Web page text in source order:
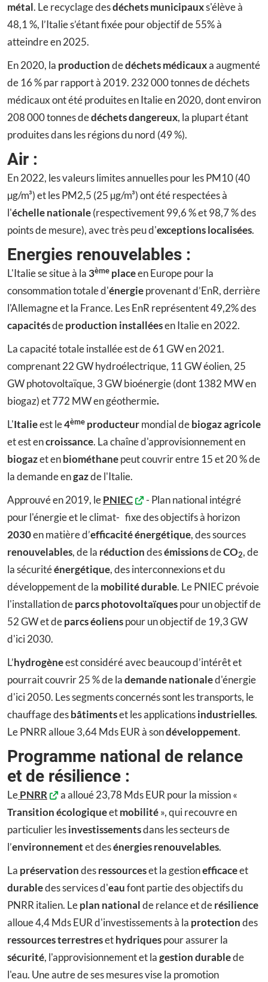
métal. Le recyclage desdéchets municipauxs'élève à
48,1 %, l’Italie s’étant fixée pour objectif de 55% à
atteindre en 2025.
En 2020, la productiondedéchets médicauxa augmenté
de 16 % par rapport à 2019. 232 000 tonnes de déchets
médicaux ont été produites en Italie en 2020, dont environ
208 000 tonnes dedéchets dangereux, la plupart étant
produites dans les régions du nord (49 %).
Air :
En 2022, les valeurs limites annuelles pour les PM10 (40
µg/m³) et les PM2,5 (25 µg/m³) ont été respectées à
l'échelle nationale(respectivement 99,6 % et 98,7 % des
points de mesure), avec très peu d'exceptions localisées.
Energies renouvelables :
L'Italie se situe à la 3ème placeen Europe pour la
consommation totale d'énergieprovenant d’EnR, derrière
l'Allemagne et la France. Les EnR représentent 49,2% des
capacitésdeproduction installéesen Italie en 2022.
La capacité totale installée est de 61 GW en 2021.
comprenant 22 GW hydroélectrique, 11 GW éolien, 25
GW photovoltaïque, 3 GW bioénergie (dont 1382 MW en
biogaz) et 772 MW en géothermie.
L'Italieest le4ème producteurmondial debiogaz agricole
et est encroissance. La chaîne d'approvisionnement en
biogazet enbiométhanepeut couvrir entre 15 et 20 % de
la demande engazde l'Italie.
Approuvé en 2019, lePNIEC
- Plan national intégré
pour l'énergie et le climat- fixe des objectifs à horizon
2030en matière d’efficacité énergétique, des sources
renouvelables, de la réductiondesémissionsdeCO2, de
la sécuritéénergétique, des interconnexions et du
développement de la mobilité durable. Le PNIEC prévoie
l'installation deparcs photovoltaïquespour un objectif de
52 GW et deparcs éolienspour un objectif de 19,3 GW
d'ici 2030.
L’hydrogèneest considéré avec beaucoup d’intérêt et
pourrait couvrir 25 % de lademande nationaled'énergie
d'ici 2050. Les segments concernés sont les transports, le
chauffage desbâtimentset les applicationsindustrielles.
Le PNRR alloue 3,64 Mds EUR à sondéveloppement.
Programme national de relance
et de résilience :
LePNRR
a alloué 23,78 Mds EUR pour la mission «
Transition écologiqueetmobilité», qui recouvre en
particulier lesinvestissementsdans les secteurs de
l’environnementet desénergies renouvelables.
La préservationdesressourceset la gestionefficaceet
durabledes services d'eaufont partie des objectifs du
PNRR italien. Leplan nationalde relance et derésilience
alloue 4,4 Mds EUR d'investissements à la protectiondes
ressources terrestresethydriquespour assurer la
sécurité, l'approvisionnement et lagestion durablede
l'eau. Une autre de ses mesures vise la promotion